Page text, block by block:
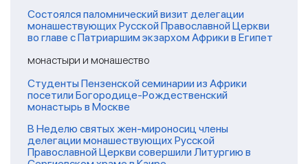
Состоялся паломнический визит делегации
монашествующих Русской Православной Церкви
во главе с Патриаршим экзархом Африки в Египет
монастыри и монашество
Студенты Пензенской семинарии из Африки
посетили Богородице-Рождественский
монастырь в Москве
В Неделю святых жен-мироносиц члены
делегации монашествующих Русской
Православной Церкви совершили Литургию в